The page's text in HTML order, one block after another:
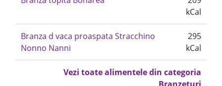
kCal
Branza d vaca proaspata Stracchino
Nonno Nanni
295
kCal
Vezi toate alimentele din categoria